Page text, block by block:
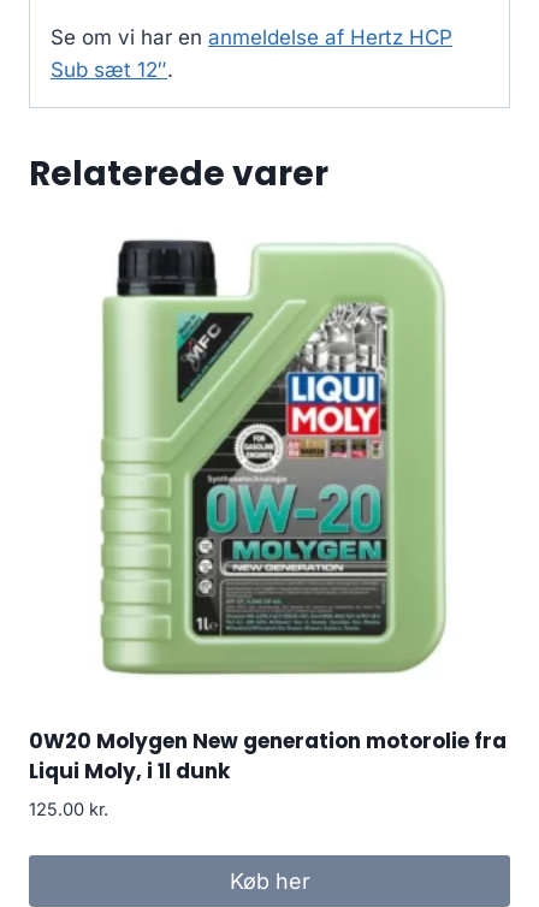
Se om vi har en anmeldelse af Hertz HCP
Sub sæt 12″.
Relaterede varer
0W20 Molygen New generation motorolie fra
Liqui Moly, i 1l dunk
125.00 kr.
Køb her